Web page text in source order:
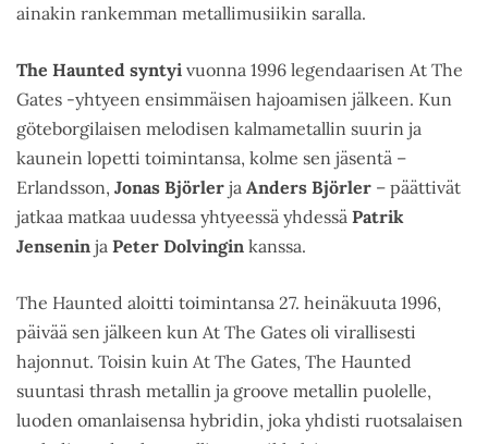
ainakin rankemman metallimusiikin saralla.
The Haunted syntyi vuonna 1996 legendaarisen At The
Gates -yhtyeen ensimmäisen hajoamisen jälkeen. Kun
göteborgilaisen melodisen kalmametallin suurin ja
kaunein lopetti toimintansa, kolme sen jäsentä –
Erlandsson, Jonas Björler ja Anders Björler – päättivät
jatkaa matkaa uudessa yhtyeessä yhdessä Patrik
Jensenin ja Peter Dolvingin kanssa.
The Haunted aloitti toimintansa 27. heinäkuuta 1996,
päivää sen jälkeen kun At The Gates oli virallisesti
hajonnut. Toisin kuin At The Gates, The Haunted
suuntasi thrash metallin ja groove metallin puolelle,
luoden omanlaisensa hybridin, joka yhdisti ruotsalaisen